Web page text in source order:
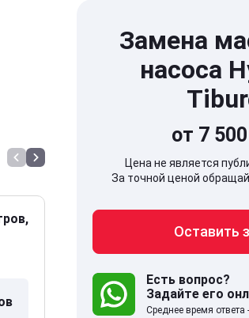
141707, Московская обл,
Долгопрудный г,
дом 5
5.0
Замена
насоса
от 7
Цена не является
За точной ценой
Оставить
Есть вопрос?
Задайте его
Среднее время ответа